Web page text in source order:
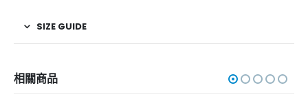
SIZE GUIDE
相關商品